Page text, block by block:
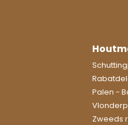
Palen -
Zweeds